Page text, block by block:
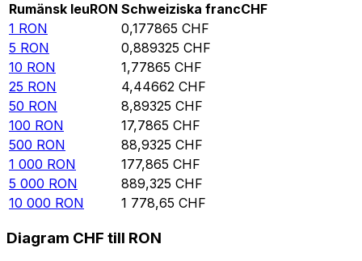
Rumänsk leuRON Schweiziska francCHF
1 RON 0,177865 CHF
5 RON 0,889325 CHF
10 RON 1,77865 CHF
25 RON 4,44662 CHF
50 RON 8,89325 CHF
100 RON 17,7865 CHF
500 RON 88,9325 CHF
1 000 RON 177,865 CHF
5 000 RON 889,325 CHF
10 000 RON 1 778,65 CHF
Diagram CHF till RON